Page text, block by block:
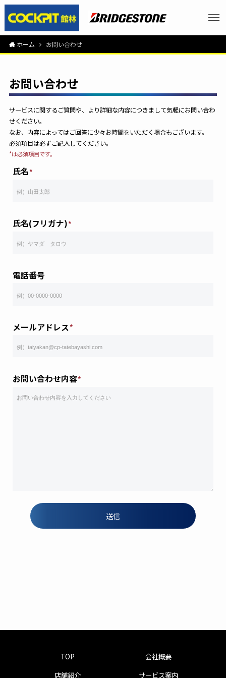
ホーム お問い合わせ
お問い合わせ
サービスに関するご質問や、より詳細な内容につきまして気軽にお問い合わ
せください。
なお、内容によってはご回答に少々お時間をいただく場合もございます。
必須項目は必ずご記入してください。
*は必須項目です。
氏名
氏名(フリガナ)
電話番号
メールアドレス
お問い合わせ内容
TOP
会社概要
店舗紹介
サービス案内